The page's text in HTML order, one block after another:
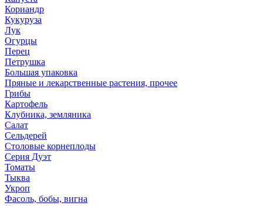
Кориандр
Кукуруза
Лук
Огурцы
Перец
Петрушка
Большая упаковка
Пряные и лекарственные растения, прочее
Грибы
Картофель
Клубника, земляника
Салат
Сельдерей
Столовые корнеплоды
Серия Дуэт
Томаты
Тыква
Укроп
Фасоль, бобы, вигна